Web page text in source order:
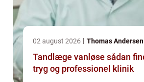
02 august 2026 Thomas Andersen
Tandlæge vanløse sådan finder du en
tryg og professionel klinik